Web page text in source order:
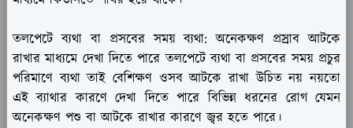
তলপেটে ব্যথা বা প্রসবের সময় ব্যথা: অনেকক্ষণ প্রস্রাব আটকে
রাখার মাধ্যমে দেখা দিতে পারে তলপেটে ব্যথা বা প্রসবের সময় প্রচুর
পরিমাণে ব্যথা তাই বেশিক্ষণ ওসব আটকে রাখা উচিত নয় নয়তো
এই ব্যাথার কারণে দেখা দিতে পারে বিভিন্ন ধরনের রোগ যেমন
অনেকক্ষণ পশু বা আটকে রাখার কারণে জ্বর হতে পারে।